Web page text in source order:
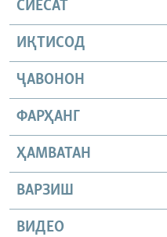
СИЁСАТ
ИҚТИСОД
ҶАВОНОН
ФАРҲАНГ
ҲАМВАТАН
ВАРЗИШ
ВИДЕО